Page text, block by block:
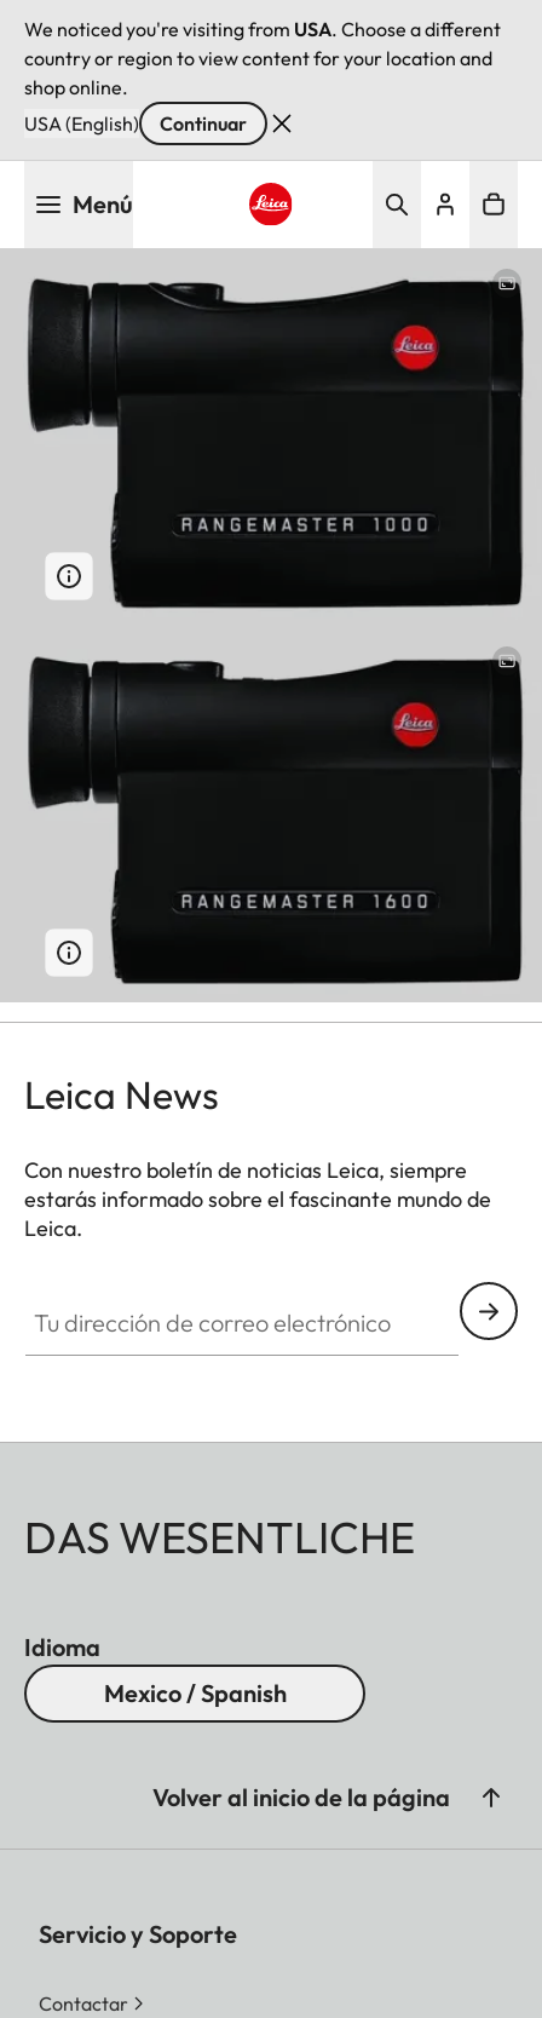
We noticed you're visiting from USA. Choose a different
country or region to view content for your location and
shop online.
USA (English)
Continuar
Menú
Leica News
Con nuestro boletín de noticias Leica, siempre
estarás informado sobre el fascinante mundo de
Leica.
DAS WESENTLICHE
Idioma
Mexico / Spanish
Volver al inicio de la página
Servicio y Soporte
Contactar